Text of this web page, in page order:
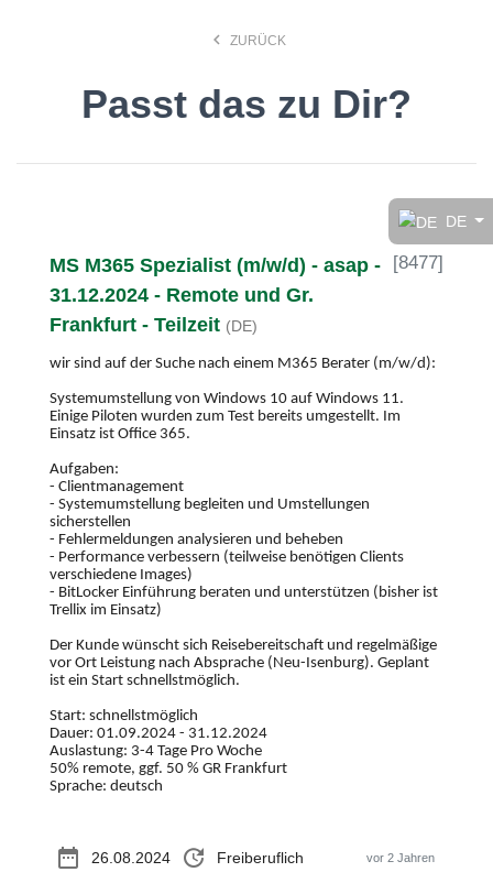
DE
Finde den Job, der Dir
search
Deutsch
Ort
keyboard_arrow_left ZURÜCK
Passt das zu Dir?
MS M365 Spezialist (m/w/d) - asap -
31.12.2024 - Remote und Gr.
Frankfurt - Teilzeit (DE)
[8477]
wir sind auf der Suche nach einem M365 Berater (m/w/d):
Systemumstellung von Windows 10 auf Windows 11.
Einige Piloten wurden zum Test bereits umgestellt. Im
Einsatz ist Office 365.
Aufgaben:
- Clientmanagement
- Systemumstellung begleiten und Umstellungen
sicherstellen
- Fehlermeldungen analysieren und beheben
- Performance verbessern (teilweise benötigen Clients
verschiedene Images)
- BitLocker Einführung beraten und unterstützen (bisher ist
Trellix im Einsatz)
Der Kunde wünscht sich Reisebereitschaft und regelmäßige
vor Ort Leistung nach Absprache (Neu-Isenburg). Geplant
ist ein Start schnellstmöglich.
Start: schnellstmöglich
Dauer: 01.09.2024 - 31.12.2024
Auslastung: 3-4 Tage Pro Woche
50% remote, ggf. 50 % GR Frankfurt
Sprache: deutsch
date_range 26.08.2024 update Freiberuflich vor 2 Jahren